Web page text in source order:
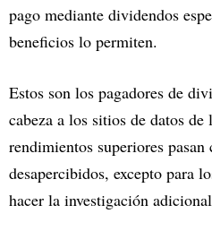
pago mediante dividendos
beneficios lo permiten.
Estos son los pagadores de
cabeza a los sitios de datos
rendimientos superiores pasan
desapercibidos, excepto para
hacer la investigación